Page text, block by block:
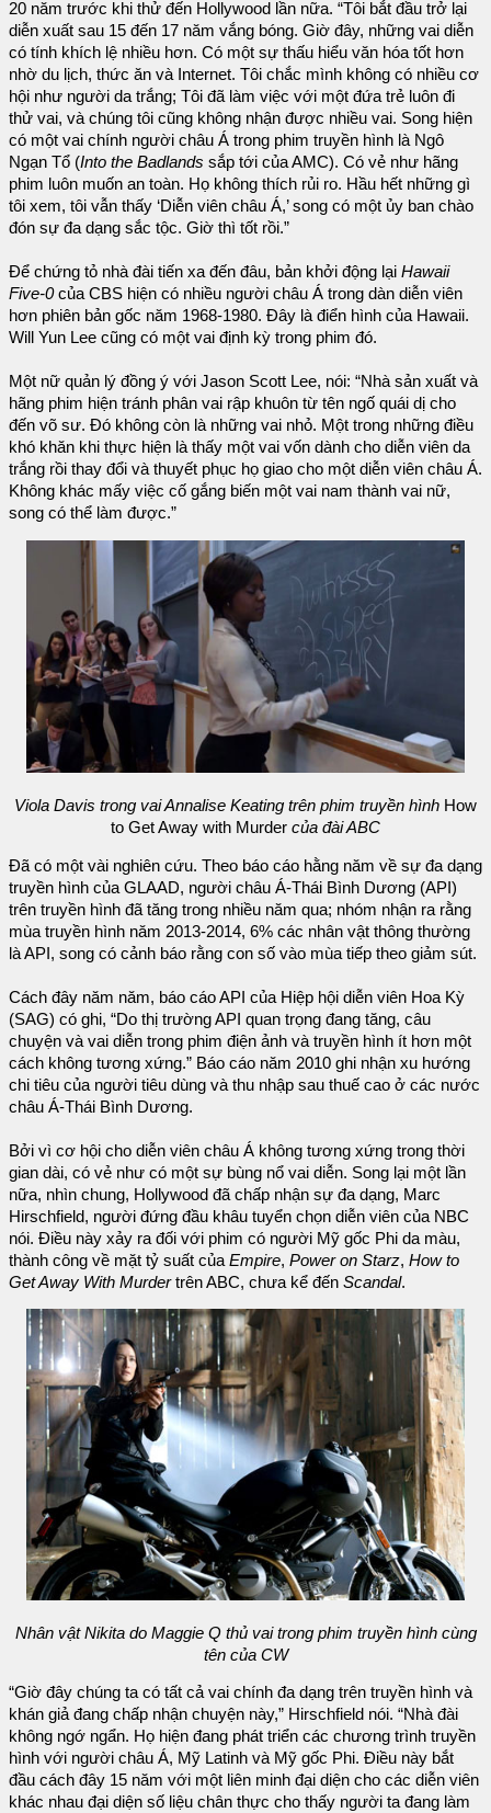
20 năm trước khi thử đến Hollywood lần nữa. “Tôi bắt đầu trở lại
diễn xuất sau 15 đến 17 năm vắng bóng. Giờ đây, những vai diễn
có tính khích lệ nhiều hơn. Có một sự thấu hiểu văn hóa tốt hơn
nhờ du lịch, thức ăn và Internet. Tôi chắc mình không có nhiều cơ
hội như người da trắng; Tôi đã làm việc với một đứa trẻ luôn đi
thử vai, và chúng tôi cũng không nhận được nhiều vai. Song hiện
có một vai chính người châu Á trong phim truyền hình là Ngô
Ngạn Tổ (Into the Badlands sắp tới của AMC). Có vẻ như hãng
phim luôn muốn an toàn. Họ không thích rủi ro. Hầu hết những gì
tôi xem, tôi vẫn thấy ‘Diễn viên châu Á,’ song có một ủy ban chào
đón sự đa dạng sắc tộc. Giờ thì tốt rồi.”
Để chứng tỏ nhà đài tiến xa đến đâu, bản khởi động lại Hawaii
Five-0của CBS hiện có nhiều người châu Á trong dàn diễn viên
hơn phiên bản gốc năm 1968-1980. Đây là điển hình của Hawaii.
Will Yun Lee cũng có một vai định kỳ trong phim đó.
Một nữ quản lý đồng ý với Jason Scott Lee, nói: “Nhà sản xuất và
hãng phim hiện tránh phân vai rập khuôn từ tên ngố quái dị cho
đến võ sư. Đó không còn là những vai nhỏ. Một trong những điều
khó khăn khi thực hiện là thấy một vai vốn dành cho diễn viên da
trắng rồi thay đổi và thuyết phục họ giao cho một diễn viên châu Á.
Không khác mấy việc cố gắng biến một vai nam thành vai nữ,
song có thể làm được.”
Viola Davis trong vai Annalise Keating trên phim truyền hình How
to Get Away with Murder của đài ABC
Đã có một vài nghiên cứu. Theo báo cáo hằng năm về sự đa dạng
truyền hình của GLAAD, người châu Á-Thái Bình Dương (API)
trên truyền hình đã tăng trong nhiều năm qua; nhóm nhận ra rằng
mùa truyền hình năm 2013-2014, 6% các nhân vật thông thường
là API, song có cảnh báo rằng con số vào mùa tiếp theo giảm sút.
Cách đây năm năm, báo cáo API của Hiệp hội diễn viên Hoa Kỳ
(SAG) có ghi, “Do thị trường API quan trọng đang tăng, câu
chuyện và vai diễn trong phim điện ảnh và truyền hình ít hơn một
cách không tương xứng.” Báo cáo năm 2010 ghi nhận xu hướng
chi tiêu của người tiêu dùng và thu nhập sau thuế cao ở các nước
châu Á-Thái Bình Dương.
Bởi vì cơ hội cho diễn viên châu Á không tương xứng trong thời
gian dài, có vẻ như có một sự bùng nổ vai diễn. Song lại một lần
nữa, nhìn chung, Hollywood đã chấp nhận sự đa dạng, Marc
Hirschfield, người đứng đầu khâu tuyển chọn diễn viên của NBC
nói. Điều này xảy ra đối với phim có người Mỹ gốc Phi da màu,
thành công về mặt tỷ suất của Empire, Power on Starz, How to
Get Away With Murdertrên ABC, chưa kể đến Scandal.
Nhân vật Nikita do Maggie Q thủ vai trong phim truyền hình cùng
tên của CW
“Giờ đây chúng ta có tất cả vai chính đa dạng trên truyền hình và
khán giả đang chấp nhận chuyện này,” Hirschfield nói. “Nhà đài
không ngớ ngẩn. Họ hiện đang phát triển các chương trình truyền
hình với người châu Á, Mỹ Latinh và Mỹ gốc Phi. Điều này bắt
đầu cách đây 15 năm với một liên minh đại diện cho các diễn viên
khác nhau đại diện số liệu chân thực cho thấy người ta đang làm